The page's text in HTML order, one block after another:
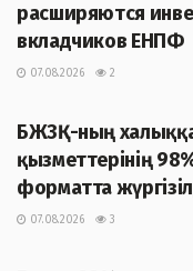
расширяются
вкладчиков ЕНПФ
07.08.2026
2
БЖЗҚ-ның
қызметтерінің
форматта
07.08.2026
3